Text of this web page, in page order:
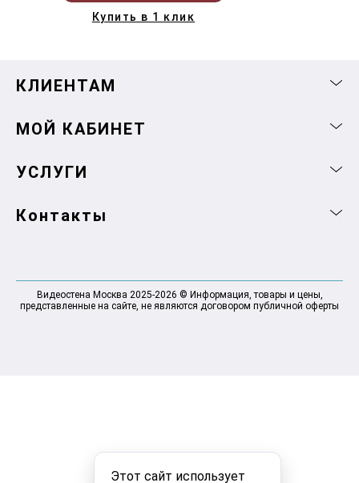
Этот сайт использует
Купить в 1 клик
КЛИЕНТАМ
МОЙ КАБИНЕТ
УСЛУГИ
Контакты
Видеостена Москва 2025-2026 © Информация, товары и цены,
представленные на сайте, не являются договором публичной оферты